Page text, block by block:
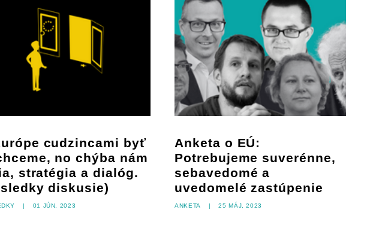
cudzincami byť
no chýba nám
stratégia a dialóg.
diskusie)
| 01 jún, 2023
Anketa o EÚ:
Potrebujeme suverénne,
sebavedomé a
uvedomelé zastúpenie
Anketa | 25 máj, 2023